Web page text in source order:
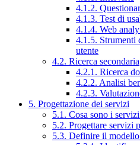
4.1.2.
4.1.3. Test di
4.1.4. Web
4.1.5. Strumenti
utente
4.2. Ricerca secondaria
4.2.1. Ricerca
4.2.2. Analisi
4.2.3.
5. Progettazione dei servizi
5.1. Cosa sono i
5.2. Progettare servizi
5.3. Definire il